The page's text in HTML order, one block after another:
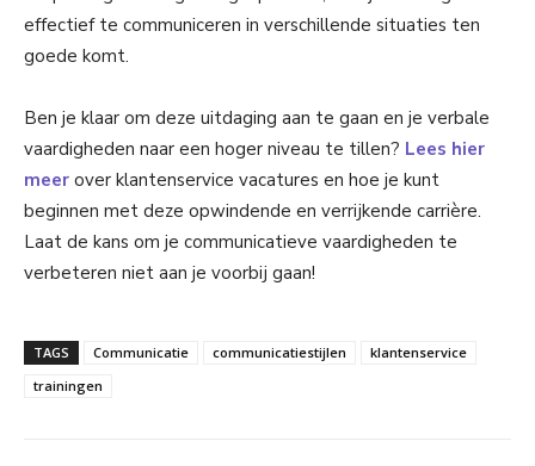
effectief te communiceren in verschillende situaties ten
goede komt.
Ben je klaar om deze uitdaging aan te gaan en je verbale
vaardigheden naar een hoger niveau te tillen? Lees hier
meer over klantenservice vacatures en hoe je kunt
beginnen met deze opwindende en verrijkende carrière.
Laat de kans om je communicatieve vaardigheden te
verbeteren niet aan je voorbij gaan!
TAGS Communicatie communicatiestijlen
klantenservice
trainingen